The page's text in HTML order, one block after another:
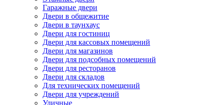
Гаражные двери
Двери в общежитие
Двери в таунхаус
Двери для гостиниц
Двери для кассовых помещений
Двери для магазинов
Двери для подсобных помещений
Двери для ресторанов
Двери для складов
Для технических помещений
Двери для учреждений
Уличные